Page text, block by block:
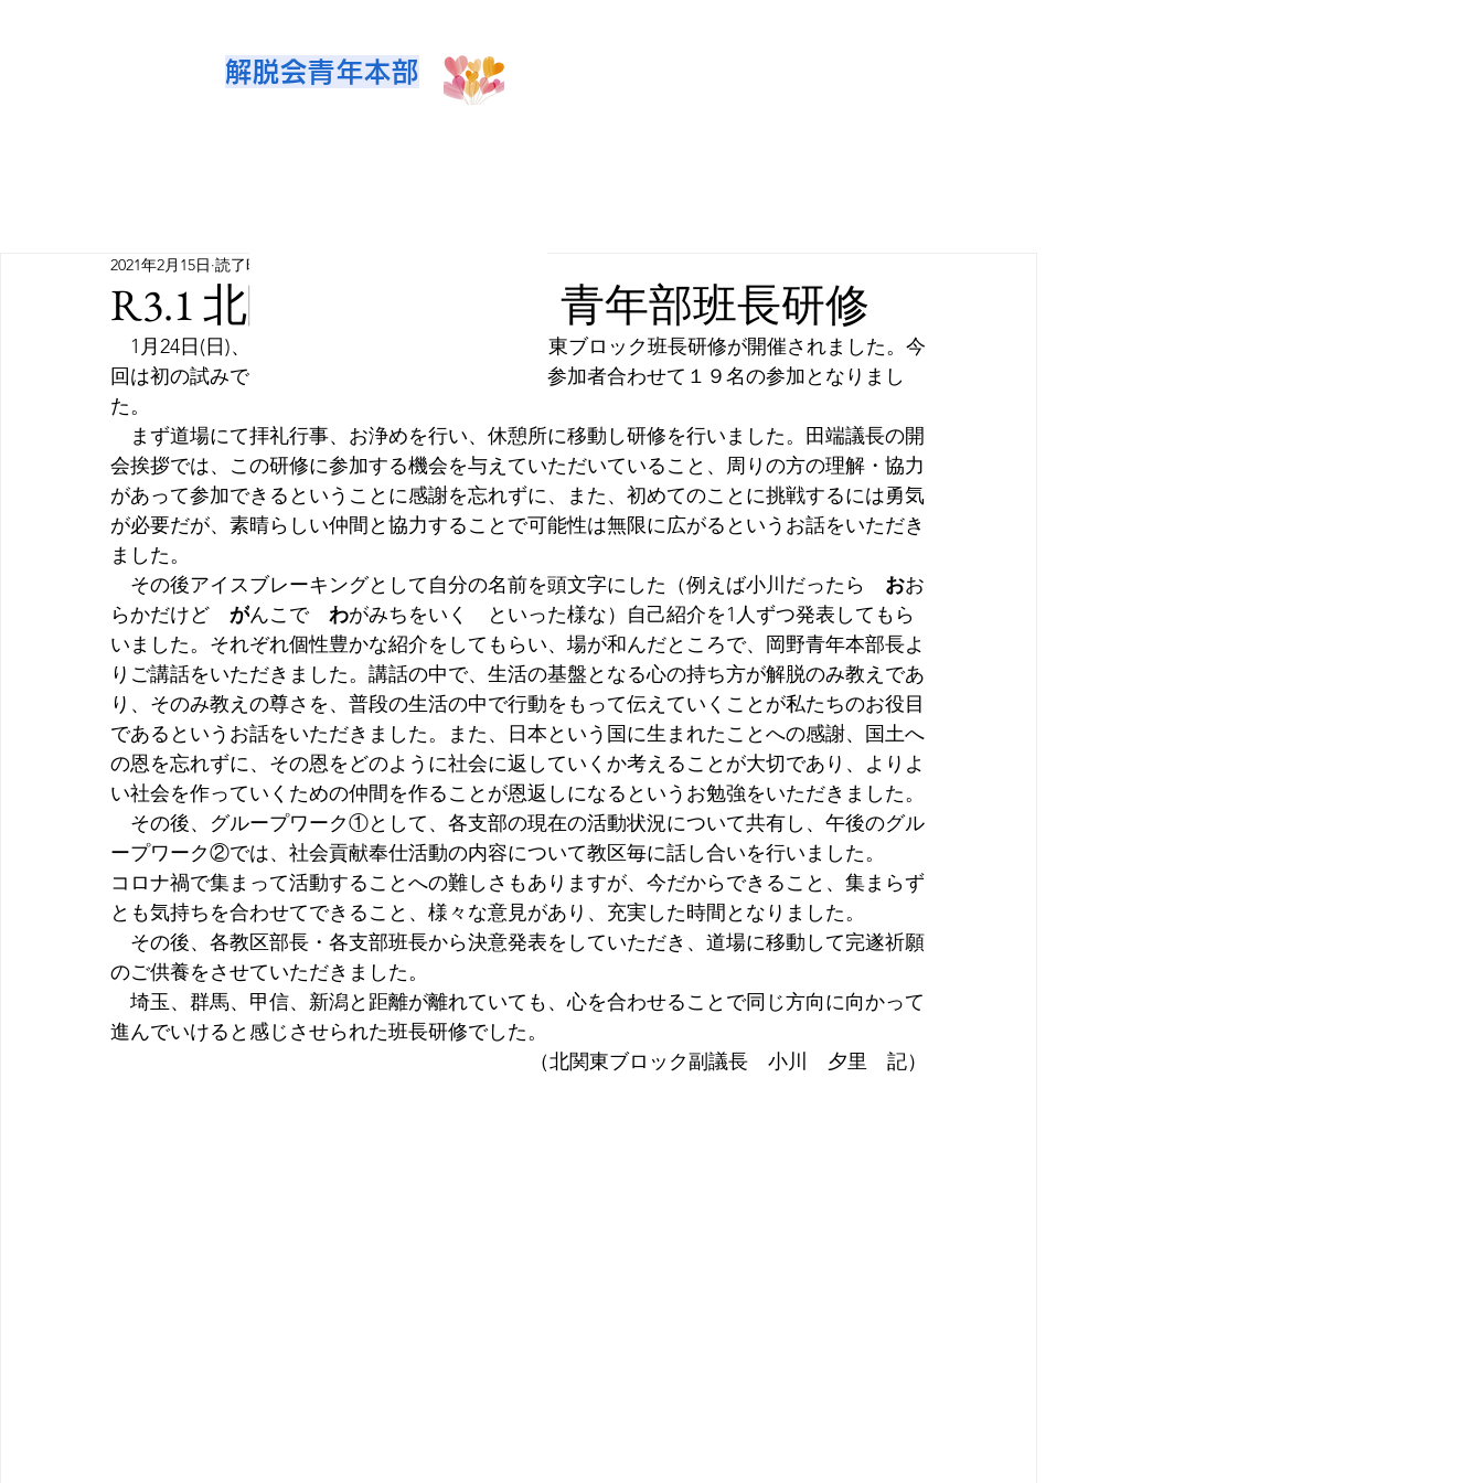
解脱会青年本部
R3.1 北関東ブロック・青年部班長研修
2021年2月15日 読了時間: 2分
1月24日(日)、御霊地道場および休憩所にて北関東ブロック班長研修が開催されました。今
回は初の試みでリモート配信も併用し、リモート参加者合わせて１９名の参加となりまし
た。
まず道場にて拝礼行事、お浄めを行い、休憩所に移動し研修を行いました。田端議長の開
会挨拶では、この研修に参加する機会を与えていただいていること、周りの方の理解・協力
があって参加できるということに感謝を忘れずに、また、初めてのことに挑戦するには勇気
が必要だが、素晴らしい仲間と協力することで可能性は無限に広がるというお話をいただき
ました。
その後アイスブレーキングとして自分の名前を頭文字にした（例えば小川だったら おお
らかだけど がんこで わがみちをいく　といった様な）自己紹介を1人ずつ発表してもら
いました。それぞれ個性豊かな紹介をしてもらい、場が和んだところで、岡野青年本部長よ
りご講話をいただきました。講話の中で、生活の基盤となる心の持ち方が解脱のみ教えであ
り、そのみ教えの尊さを、普段の生活の中で行動をもって伝えていくことが私たちのお役目
であるというお話をいただきました。また、日本という国に生まれたことへの感謝、国土へ
の恩を忘れずに、その恩をどのように社会に返していくか考えることが大切であり、よりよ
い社会を作っていくための仲間を作ることが恩返しになるというお勉強をいただきました。
その後、グループワーク①として、各支部の現在の活動状況について共有し、午後のグル
ープワーク②では、社会貢献奉仕活動の内容について教区毎に話し合いを行いました。
コロナ禍で集まって活動することへの難しさもありますが、今だからできること、集まらず
とも気持ちを合わせてできること、様々な意見があり、充実した時間となりました。
その後、各教区部長・各支部班長から決意発表をしていただき、道場に移動して完遂祈願
のご供養をさせていただき ました。
埼玉、群馬、甲信、新潟と距離が離れていても、心を合わせることで同じ方向に向かって
進んでいけると感じさせられた班長研修でした。
（北関東ブロック副議長　小川　夕里　記）